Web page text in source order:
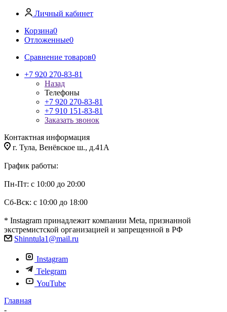
Личный кабинет
Корзина0
Отложенные0
Сравнение товаров0
+7 920 270-83-81
Назад
Телефоны
+7 920 270-83-81
+7 910 151-83-81
Заказать звонок
Контактная информация
г. Тула, Венёвское ш., д.41А
График работы:
Пн-Пт: с 10:00 до 20:00
Сб-Вск: с 10:00 до 18:00
* Instagram принадлежит компании Meta, признанной
экстремистской организацией и запрещенной в РФ
Shinntula1@mail.ru
Instagram
Telegram
YouTube
Главная
-